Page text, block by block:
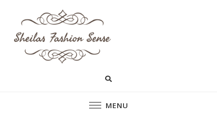
Style dan fashion
MENU